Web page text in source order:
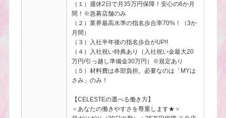
（１）週休2日で月35万円保障！安心の6か月
間！※急募店舗のみ
（２）業界最高水準の指名歩合率70%！（3か
月間）
（３）入社半年後の指名歩合がUP!!
（４）入社祝い特典あり（入社祝い金最大20
万円/引っ越し準備金30万円）※規定あり
（５）材料費は本部負担。必要なのは「MYは
さみ」のみ！
【CELESTEの選べる働き方】
＜あなたの働きやすさを尊重します★＞